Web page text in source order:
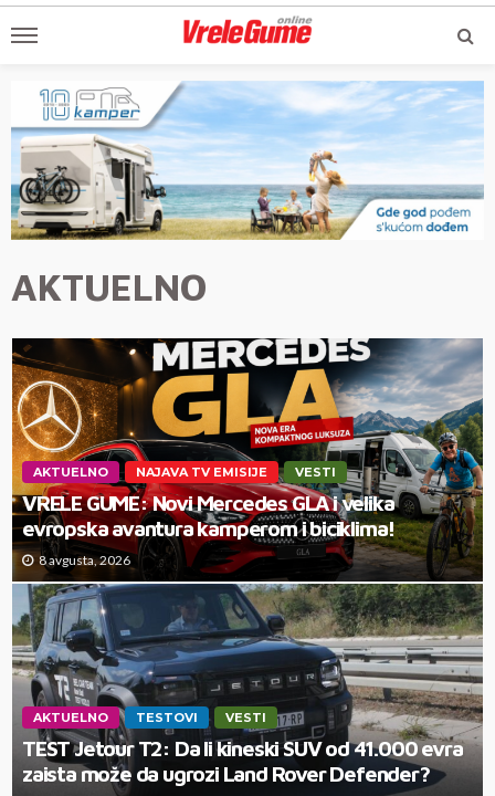
AKTUELNO
AKTUELNO NAJAVA TV EMISIJE VESTI
VRELE GUME: Novi Mercedes GLA i velika
evropska avantura kamperom i biciklima!
8 avgusta, 2026
AKTUELNO TESTOVI VESTI
TEST Jetour T2: Da li kineski SUV od 41.000 evra
zaista može da ugrozi Land Rover Defender?